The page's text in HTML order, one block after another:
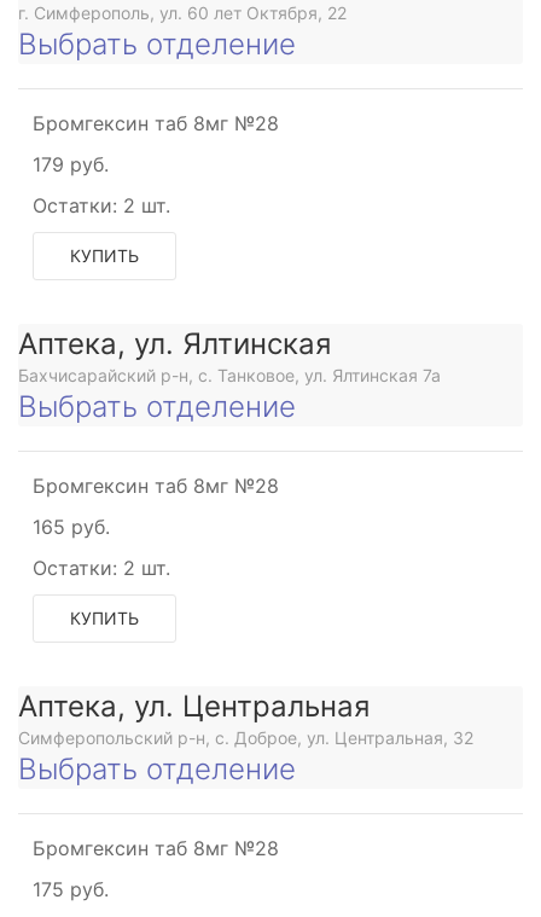
г. Симферополь, ул. 60 лет Октября, 22
Выбрать отделение
Бромгексин таб 8мг №28
179 руб.
Остатки: 2 шт.
КУПИТЬ
Аптека, ул. Ялтинская
Бахчисарайский р-н, с. Танковое, ул. Ялтинская 7а
Выбрать отделение
Бромгексин таб 8мг №28
165 руб.
Остатки: 2 шт.
КУПИТЬ
Аптека, ул. Центральная
Симферопольский р-н, с. Доброе, ул. Центральная, 32
Выбрать отделение
Бромгексин таб 8мг №28
175 руб.